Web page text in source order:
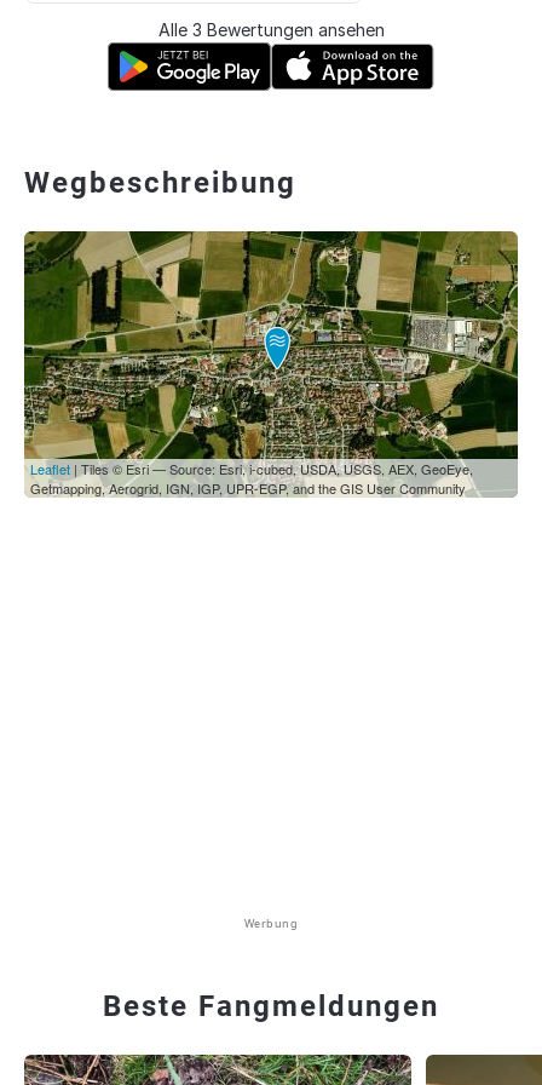
Alle 3 Bewertungen ansehen
Wegbeschreibung
Leaflet | Tiles © Esri — Source: Esri, i-cubed, USDA, USGS, AEX, GeoEye,
Getmapping, Aerogrid, IGN, IGP, UPR-EGP, and the GIS User Community
Werbung
Beste Fangmeldungen